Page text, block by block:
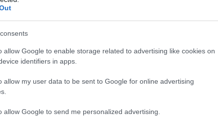
allow Google to enable storage related to advertising like cookies on
identifiers in apps.
allow my user data to be sent to Google for online advertising
allow Google to send me personalized advertising.
που φέρονται να κινδυνεύουν.
δύο πλωτά του ελληνικού Λιμενικού, για